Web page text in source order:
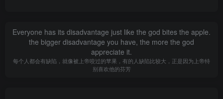
Everyone has its disadvantage just like the god bites the apple.
the bigger disadvantage you have, the more the god
appreciate it.
每个人都会有缺陷，就像被上帝咬过的苹果，有的人缺陷比较大，正是因为上帝特
别喜欢他的芬芳